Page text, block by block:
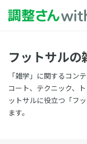
フットサルの
「雑学」に関するコン
コート、テクニック、
ットサルに役立つ「フ
ます。